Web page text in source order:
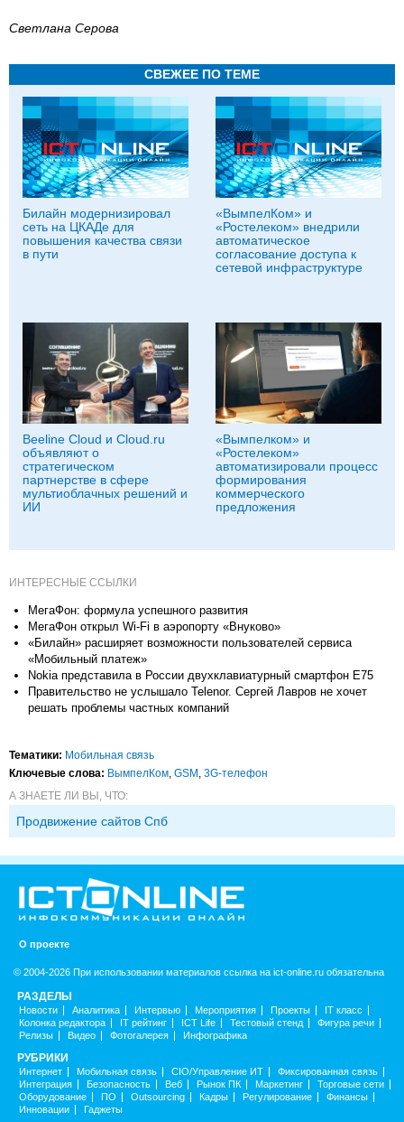
Светлана Серова
СВЕЖЕЕ ПО ТЕМЕ
Билайн модернизировал
сеть на ЦКАДе для
повышения качества связи
в пути
«ВымпелКом» и
«Ростелеком» внедрили
автоматическое
согласование доступа к
сетевой инфраструктуре
Beeline Cloud и Cloud.ru
объявляют о
стратегическом
партнерстве в сфере
мультиоблачных решений и
ИИ
«Вымпелком» и
«Ростелеком»
автоматизировали процесс
формирования
коммерческого
предложения
ИНТЕРЕСНЫЕ ССЫЛКИ
МегаФон: формула успешного развития
МегаФон открыл Wi-Fi в аэропорту «Внуково»
«Билайн» расширяет возможности пользователей сервиса
«Мобильный платеж»
Nokia представила в России двухклавиатурный смартфон E75
Правительство не услышало Telenor. Сергей Лавров не хочет
решать проблемы частных компаний
Тематики: Мобильная связь
Ключевые слова: ВымпелКом GSM 3G-телефон
А ЗНАЕТЕ ЛИ ВЫ, ЧТО:
Продвижение сайтов Спб
О проекте
© 2004-2026 При использовании материалов ссылка на ict-online.ru обязательна
РАЗДЕЛЫ
Новости Аналитика Интервью Мероприятия Проекты
IT класс
Колонка редактора
IT рейтинг ICT Life Тестовый стенд
Фигура речи
Релизы
Видео Фотогалерея Инфографика
РУБРИКИ
Интернет Мобильная связь CIO/Управление ИТ
Фиксированная связь
Интеграция
Безопасность Веб Рынок ПК Маркетинг
Торговые сети
Оборудование
ПО Outsourcing Кадры Регулирование
Финансы
Инновации
Гаджеты